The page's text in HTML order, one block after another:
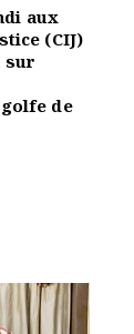
aux
(CIJ)
sur
de